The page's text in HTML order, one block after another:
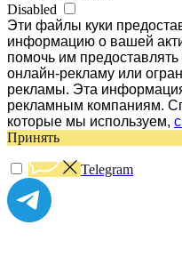
Disabled
Эти файлы куки
информацию о вашей
помочь им
онлайн-рекламу или
рекламы. Эта
рекламным компаниям.
которые мы используем,
Принять
Telegram